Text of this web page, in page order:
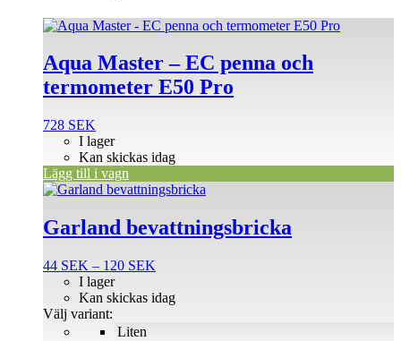
Aqua Master – EC penna och
termometer E50 Pro
728 SEK
I lager
Kan skickas idag
Lägg till i vagn
Garland bevattningsbricka
44 SEK – 120 SEK
till
Liten
I lager
Kan skickas idag
Välj variant:
Den
produkten
har
varianter.
olika
alternativen